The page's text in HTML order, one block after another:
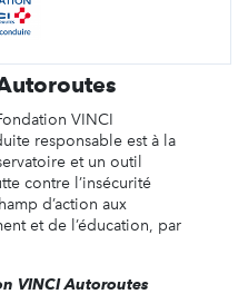
VINCI
responsable est à la
et un outil
contre l’insécurité
d’action aux
et de l’éducation, par
VINCI Autoroutes